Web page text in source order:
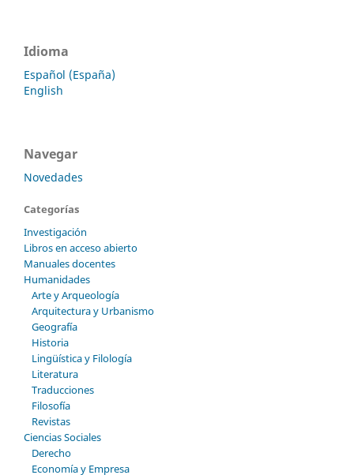
Idioma
Español (España)
English
Navegar
Novedades
Categorías
Investigación
Libros en acceso abierto
Manuales docentes
Humanidades
Arte y Arqueología
Arquitectura y Urbanismo
Geografía
Historia
Lingüística y Filología
Literatura
Traducciones
Filosofía
Revistas
Ciencias Sociales
Derecho
Economía y Empresa